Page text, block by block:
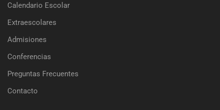
Calendario Escolar
Extraescolares
Admisiones
Conferencias
Preguntas Frecuentes
Contacto